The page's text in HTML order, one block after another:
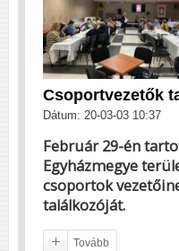
Csoportvezetők
Dátum: 20-03-03 10:37
Február 29-én
Egyházmegye
csoportok
találkozóját.
Tovább